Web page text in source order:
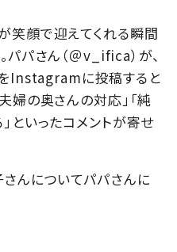
笑顔で迎えてくれる瞬間
パパさん（＠v_ifica）が、
Instagramに投稿すると
婦の奥さんの対応」「純
といったコメントが寄せ
んについてパパさんに